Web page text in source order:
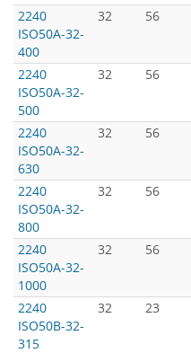
2240
ISO50A-32-
400
32 56
2240
ISO50A-32-
500
32 56
2240
ISO50A-32-
630
32 56
2240
ISO50A-32-
800
32 56
2240
ISO50A-32-
1000
32 56
2240
ISO50B-32-
315
32 23